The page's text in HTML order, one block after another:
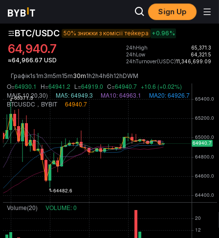
Sign Up
BTC/USDC 50% знижки з комісії тейкера +0.96%
64,940.7
≈64,966.67 USD
24hHigh
65,371.3
24hLow
64,321.5
24hTurnover(USDC)11,346,699.09
Графік1s1m3m5m15m30m1h2h4h6h12hDWM